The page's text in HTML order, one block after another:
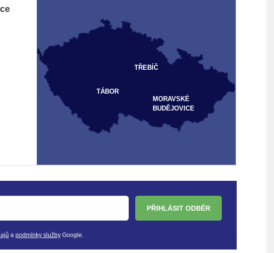
MORAVSKÉ
BUDĚJOVICE
TÁBOR
TŘEBÍČ
PŘIHLÁSIT ODBĚR
a podmínky službyGoogle.